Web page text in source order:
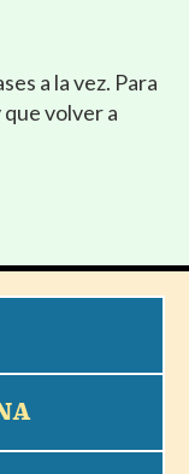
a la vez. Para
que volver a